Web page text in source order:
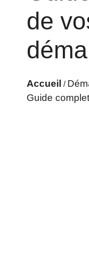
de
Accueil /
Guide